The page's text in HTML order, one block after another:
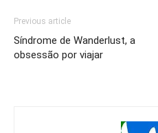
Previous article
Síndrome de Wanderlust, a
obsessão por viajar